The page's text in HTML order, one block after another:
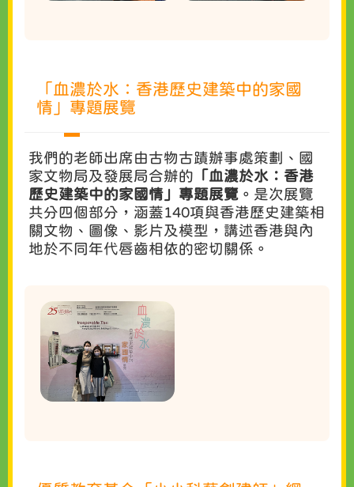
「血濃於水：香港歷史建築中的家國
情」專題展覽
我們的老師出席由古物古蹟辦事處策劃、國
家文物局及發展局合辦的 「血濃於水：香港
歷史建築中的家國情」專題展覽 。是次展覽
共分四個部分，涵蓋140項與香港歷史建築相
關文物、圖像、影片及模型，講述香港與內
地於不同年代唇齒相依的密切關係。